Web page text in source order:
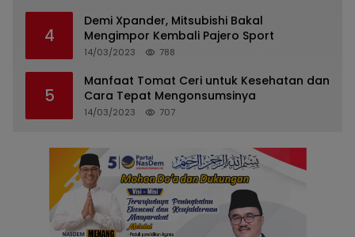
4
Demi Xpander, Mitsubishi Bakal
Mengimpor Kembali Pajero Sport
14/03/2023 788
5
Manfaat Tomat Ceri untuk Kesehatan dan
Cara Tepat Mengonsumsinya
14/03/2023 707